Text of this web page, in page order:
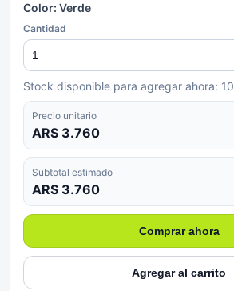
Color: Verde
Cantidad
Stock disponible para agregar ahora: 10
Precio unitario
ARS 3.760
Subtotal estimado
ARS 3.760
Comprar ahora
Agregar al carrito